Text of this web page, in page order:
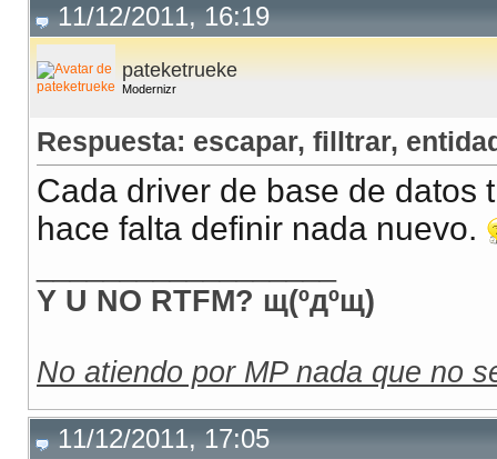
11/12/2011, 16:19
pateketrueke
Modernizr
Respuesta: escapar, filltrar,
Cada driver de base de datos
hace falta definir nada nuevo.
Y U NO RTFM? щ(ºдºщ)
No atiendo por MP nada que no
11/12/2011, 17:05